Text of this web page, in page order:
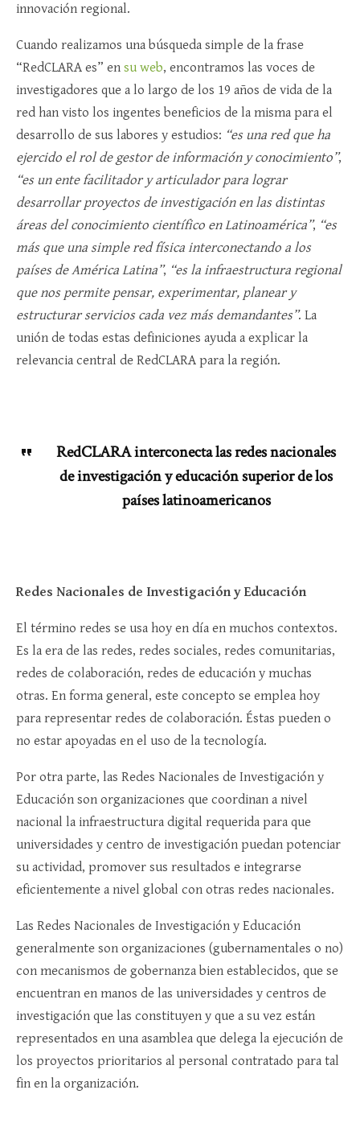
innovación regional.
Cuando realizamos una búsqueda simple de la frase
“RedCLARA es” en su web, encontramos las voces de
investigadores que a lo largo de los 19 años de vida de la
red han visto los ingentes beneficios de la misma para el
desarrollo de sus labores y estudios: “es una red que ha
ejercido el rol de gestor de información y conocimiento”,
“es un ente facilitador y articulador para lograr
desarrollar proyectos de investigación en las distintas
áreas del conocimiento científico en Latinoamérica”, “es
más que una simple red física interconectando a los
países de América Latina”, “es la infraestructura regional
que nos permite pensar, experimentar, planear y
estructurar servicios cada vez más demandantes”. La
unión de todas estas definiciones ayuda a explicar la
relevancia central de RedCLARA para la región.
RedCLARA interconecta las redes nacionales
de investigación y educación superior de los
países latinoamericanos
Redes Nacionales de Investigación y Educación
El término redes se usa hoy en día en muchos contextos.
Es la era de las redes, redes sociales, redes comunitarias,
redes de colaboración, redes de educación y muchas
otras. En forma general, este concepto se emplea hoy
para representar redes de colaboración. Éstas pueden o
no estar apoyadas en el uso de la tecnología.
Por otra parte, las Redes Nacionales de Investigación y
Educación son organizaciones que coordinan a nivel
nacional la infraestructura digital requerida para que
universidades y centro de investigación puedan potenciar
su actividad, promover sus resultados e integrarse
eficientemente a nivel global con otras redes nacionales.
Las Redes Nacionales de Investigación y Educación
generalmente son organizaciones (gubernamentales o no)
con mecanismos de gobernanza bien establecidos, que se
encuentran en manos de las universidades y centros de
investigación que las constituyen y que a su vez están
representados en una asamblea que delega la ejecución de
los proyectos prioritarios al personal contratado para tal
fin en la organización.